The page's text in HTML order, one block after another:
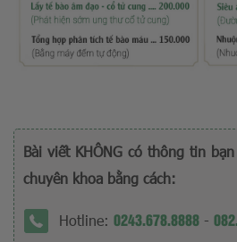
Bài viết KHÔNG có thông tin
chuyên khoa bằng cách:
Hotline: 0243.678.8888 -